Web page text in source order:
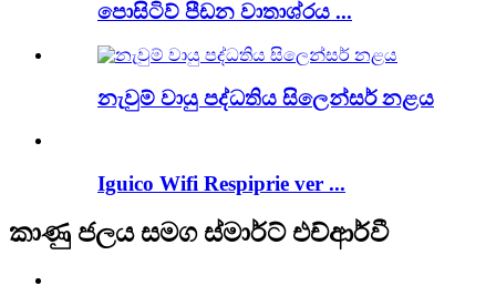
පොසිටිව් පීඩන වාතාශ්රය ...
නැවුම් වායු පද්ධතිය සිලෙන්සර් නළය
Iguico Wifi Respiprie ver ...
කාණු ජලය සමග ස්මාර්ට් එච්ආර්වී